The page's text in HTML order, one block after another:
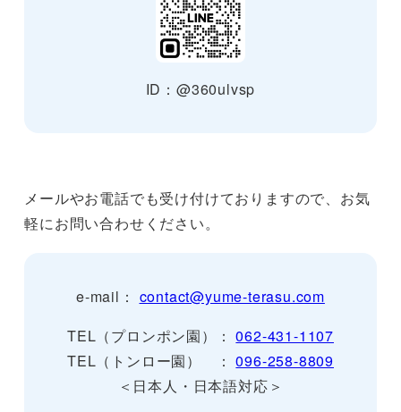
ID：@360ulvsp
メールやお電話でも受け付けておりますので、お気
軽にお問い合わせください。
e-mail： contact@yume-terasu.com
TEL（プロンポン園）：062-431-1107
TEL（トンロー園） ：096-258-8809
＜日本人・日本語対応＞